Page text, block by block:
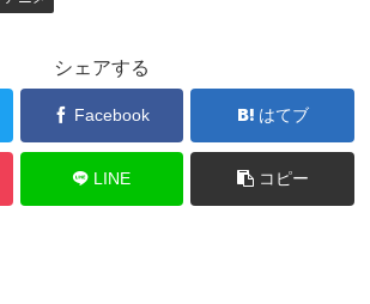
シェアする
Facebook はてブ
LINE コピー